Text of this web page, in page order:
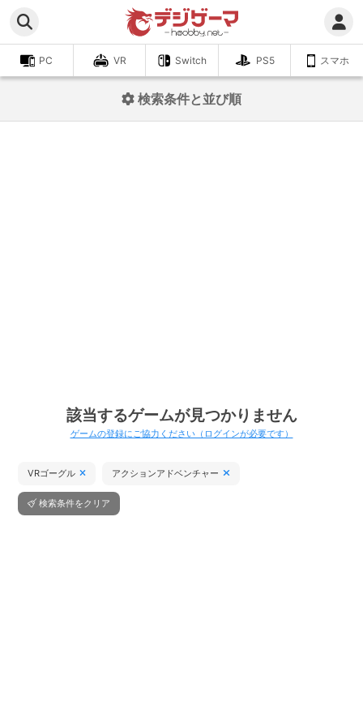
PC VR Switch PS5 スマホ
該当するゲームが見つかりません
ゲームの登録にご協力ください（ログインが必要です）
VRゴーグル アクションアドベンチャー
検索条件をクリア
検索条件と並び順